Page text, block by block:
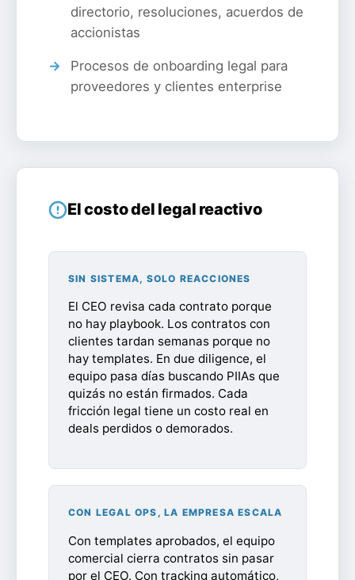
directorio, resoluciones, acuerdos de
accionistas
Procesos de onboarding legal para
proveedores y clientes enterprise
El costo del legal reactivo
SIN SISTEMA, SOLO REACCIONES
El CEO revisa cada contrato porque
no hay playbook. Los contratos con
clientes tardan semanas porque no
hay templates. En due diligence, el
equipo pasa días buscando PIIAs que
quizás no están firmados. Cada
fricción legal tiene un costo real en
deals perdidos o demorados.
CON LEGAL OPS, LA EMPRESA ESCALA
Con templates aprobados, el equipo
comercial cierra contratos sin pasar
por el CEO. Con tracking automático,